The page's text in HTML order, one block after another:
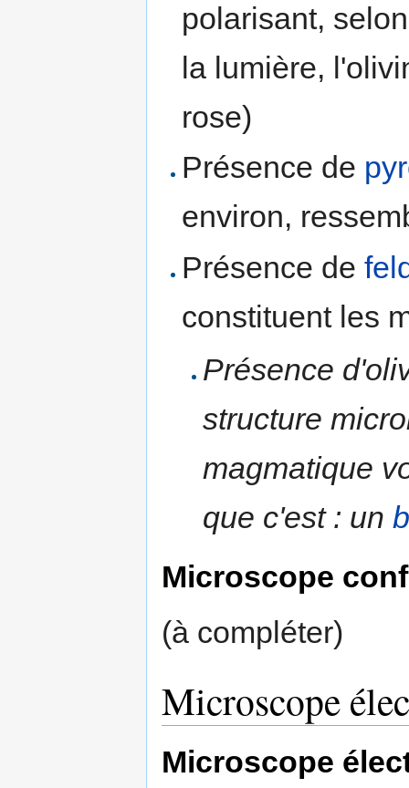
polarisant,
la lumière,
rose)
Présence de
environ,
Présence de
constituent les
Présence
structure
magmatique
que c'est : un
Microscope
(à compléter)
Microscope
Microscope